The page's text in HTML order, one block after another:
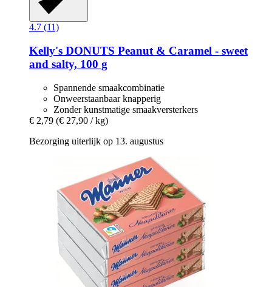
4.7 (11)
Kelly's DONUTS Peanut & Caramel -​ sweet
and salty, 100 g
Spannende smaakcombinatie
Onweerstaanbaar knapperig
Zonder kunstmatige smaakversterkers
€ 2,79 (€ 27,90 / kg)
Bezorging uiterlijk op 13. augustus